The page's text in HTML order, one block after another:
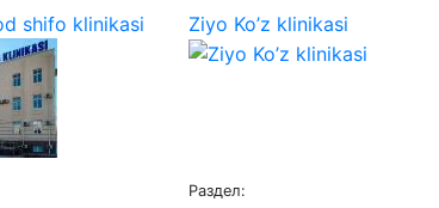
shifo klinikasi Ziyo Ko’z klinikasi
Раздел: